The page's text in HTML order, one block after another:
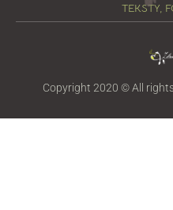
TEKSTY,
Copyright 2020 © All